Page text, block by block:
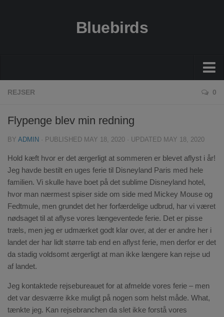
Bluebirds
Økonomi
Guides
Sundhed
Rejser
REJSER 0
Flypenge blev min redning
BY ADMIN · PUBLISHED MAY 18, 2020 · UPDATED MAY 18, 2020
Hold kæft hvor er det ærgerligt at sommeren er blevet aflyst i år!
Jeg havde bestilt en uges ferie til Disneyland Paris med hele
familien. Vi skulle have boet på det sublime Disneyland hotel,
hvor man nærmest spiser side om side med Mickey Mouse og
Fedtmule, men grundet det her forfærdelige udbrud, har vi været
nødsaget til at aflyse vores længeventede ferie. Det er pisse
træls, men jeg er udmærket godt klar over, at der er andre her i
landet der har lidt større tab end en aflyst ferie, men derfor er det
da stadig voldsomt ærgerligt at man ikke længere kan rejse ud
af landet.
Jeg kontaktede rejsebureauet for at afmelde vores ferie – men
det var desværre ikke muligt på nogen som helst måde. What,
tænkte jeg. Kan rejsebranchen da slet ikke forstå vores